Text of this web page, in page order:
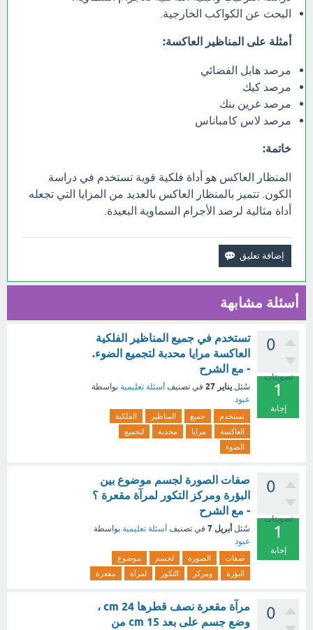
البحث عن الكواكب الخارجية.
أمثلة على المناظير العاكسة:
مرصد هابل الفضائي
مرصد كيك
مرصد غرين بنك
مرصد لاس كامباناس
خاتمة:
المنظار العاكس هو أداة فلكية قوية تستخدم في دراسة
الكون. تتميز بالمنظار العاكس بالعديد من المزايا التي تجعله
أداة مثالية لرصد الأجرام السماوية البعيدة.
أسئلة مشابهة
0
تصويتات
1
إجابة
تستخدم في جميع المناظير الفلكية
العاكسة مرايا محدبة لتجميع الضوء.
- مع الشرح
سُئل يناير 27 في تصنيف أسئلة تعليمية بواسطة
عبود
تستخدم جميع المناظير
الفلكية
العاكسة
مرايا محدبة
لتجميع
الضوء
0
تصويتات
1
إجابة
صفات الصورة لجسم موضوع بين
البؤرة ومركز التكور لمرآة مقعرة ؟
- مع الشرح
سُئل أبريل 7 في تصنيف أسئلة تعليمية بواسطة
عبود
صفات الصورة لجسم
موضوع
البؤرة
ومركز التكور لمرآة مقعرة
0
مرآة مقعرة نصف قطرها cm 24 ،
وضع جسم على بعد cm 15 من